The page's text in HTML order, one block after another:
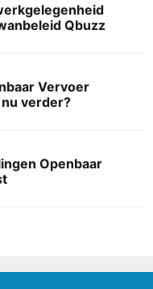
Qbuzz
Vervoer
verder?
Openbaar